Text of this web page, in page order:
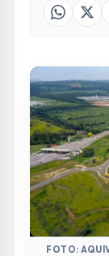
Jacareí já
antes
Jardim
cerca de 5
é apontado
região.